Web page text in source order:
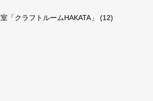
「クラフトルームHAKATA」 (12)